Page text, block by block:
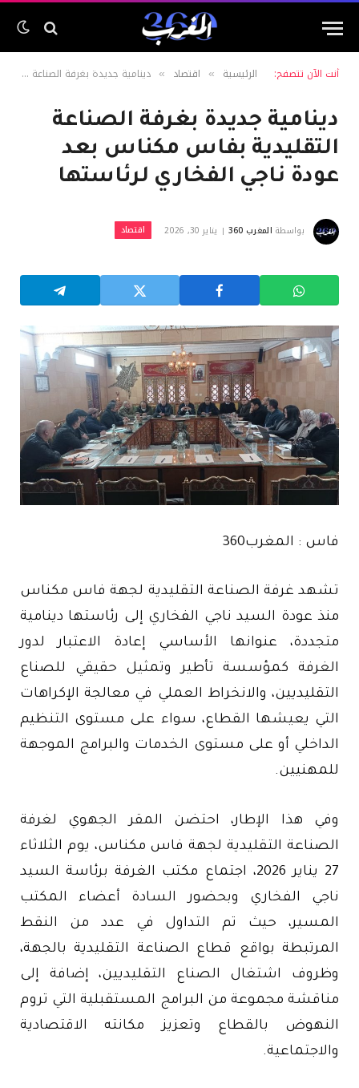
أنت الآن تتصفح: الرئيسية » اقتصاد » دينامية جديدة بغرفة الصناعة التقليدية بفاس مكناس بعد عودة ناجي الفخاري لرئاستها
دينامية جديدة بغرفة الصناعة
التقليدية بفاس مكناس بعد
عودة ناجي الفخاري لرئاستها
بواسطة المغرب 360 يناير 30, 2026 اقتصاد
فاس : المغرب360
تشهد غرفة الصناعة التقليدية لجهة فاس مكناس
منذ عودة السيد ناجي الفخاري إلى رئاستها دينامية
متجددة، عنوانها الأساسي إعادة الاعتبار لدور
الغرفة كمؤسسة تأطير وتمثيل حقيقي للصناع
التقليديين، والانخراط العملي في معالجة الإكراهات
التي يعيشها القطاع، سواء على مستوى التنظيم
الداخلي أو على مستوى الخدمات والبرامج الموجهة
للمهنيين.
وفي هذا الإطار، احتضن المقر الجهوي لغرفة
الصناعة التقليدية لجهة فاس مكناس، يوم الثلاثاء
27 يناير 2026، اجتماع مكتب الغرفة برئاسة السيد
ناجي الفخاري وبحضور السادة أعضاء المكتب
المسير، حيث تم التداول في عدد من النقط
المرتبطة بواقع قطاع الصناعة التقليدية بالجهة،
وظروف اشتغال الصناع التقليديين، إضافة إلى
مناقشة مجموعة من البرامج المستقبلية التي تروم
النهوض بالقطاع وتعزيز مكانته الاقتصادية
والاجتماعية.